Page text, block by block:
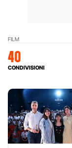
FILM
40
CONDIVISIONI